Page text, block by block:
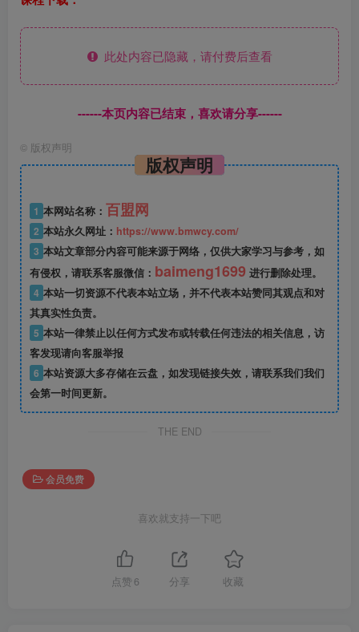
此处内容已隐藏，请付费后查看
------本页内容已结束，喜欢请分享------
© 版权声明
版权声明
1 本网站名称： 百盟网
2 本站永久网址： https://www.bmwcy.com/
3 本站文章部分内容可能来源于网络，仅供大家学习与参考，如
有侵权，请联系客服微信： baimeng1699 进行删除处理。
4 本站一切资源不代表本站立场，并不代表本站赞同其观点和对
其真实性负责。
5 本站一律禁止以任何方式发布或转载任何违法的相关信息，访
客发现请向客服举报
6 本站资源大多存储在云盘，如发现链接失效，请联系我们我们
会第一时间更新。
THE END
会员免费
喜欢就支持一下吧
点赞 6 分享 收藏